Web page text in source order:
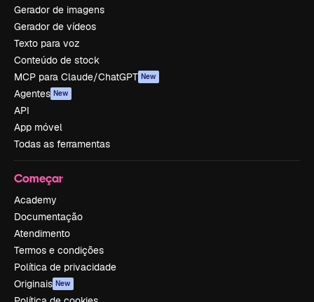
Gerador de imagens
Gerador de vídeos
Texto para voz
Conteúdo de stock
MCP para Claude/ChatGPT New
Agentes New
API
App móvel
Todas as ferramentas
Começar
Academy
Documentação
Atendimento
Termos e condições
Política de privacidade
Originais New